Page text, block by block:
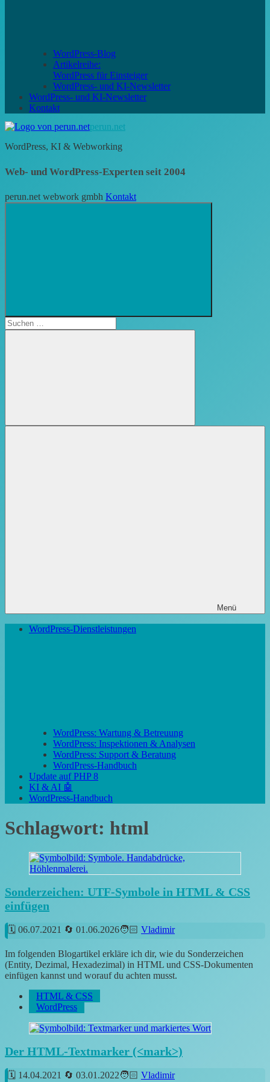
WordPress-Blog
Artikelreihe:
WordPress für Einsteiger
WordPress- und KI-Newsletter
WordPress- und KI-Newsletter
Kontakt
perun.net
WordPress, KI & Webworking
Web- und WordPress-Experten seit 2004
perun.net webwork gmbh Kontakt
öffnen
Suchen
nach:
Suchen
Menü
WordPress-Dienstleistungen
WordPress: Wartung & Betreuung
WordPress: Inspektionen & Analysen
WordPress: Support & Beratung
WordPress-Handbuch
Update auf PHP 8
KI & AI 🤖
WordPress-Handbuch
Schlagwort: html
Sonderzeichen: UTF-Symbole in HTML & CSS
einfügen
06.07.2021 01.06.2026 Vladimir
Im folgenden Blogartikel erkläre ich dir, wie du Sonderzeichen
(Entity, Dezimal, Hexadezimal) in HTML und CSS-Dokumenten
einfügen kannst und worauf du achten musst.
HTML & CSS
WordPress
Der HTML-Textmarker (<mark>)
14.04.2021 03.01.2022 Vladimir